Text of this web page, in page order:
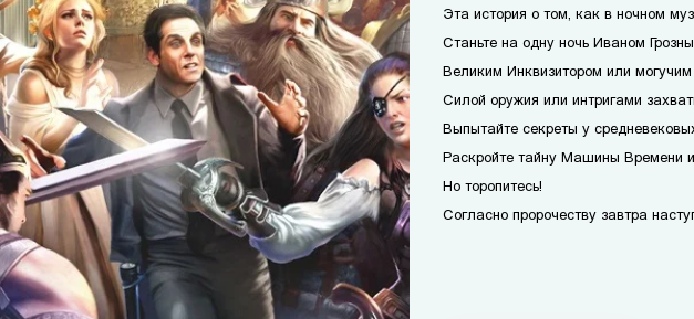
Эта история о том, как в ночном
Станьте на одну ночь Иваном
Великим Инквизитором или
Силой оружия или интригами
Выпытайте секреты у
Раскройте тайну Машины Времени
Но торопитесь!
Согласно пророчеству завтра